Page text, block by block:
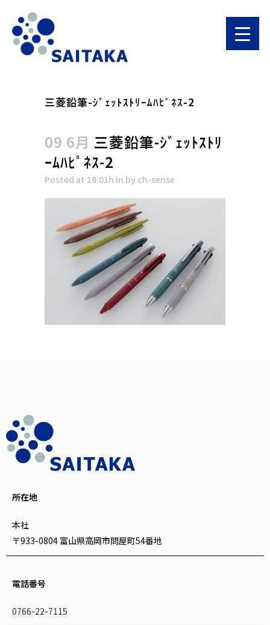
三菱鉛筆-ｼﾞｪｯﾄｽﾄﾘｰﾑﾊﾋﾟﾈｽ-2
09 6月 三菱鉛筆-ｼﾞｪｯﾄｽﾄﾘ
ｰﾑﾊﾋﾟﾈｽ-2
Posted at 19:01h in by ch-sense
所在地
本社
〒933-0804 富山県高岡市問屋町54番地
電話番号
0766-22-7115